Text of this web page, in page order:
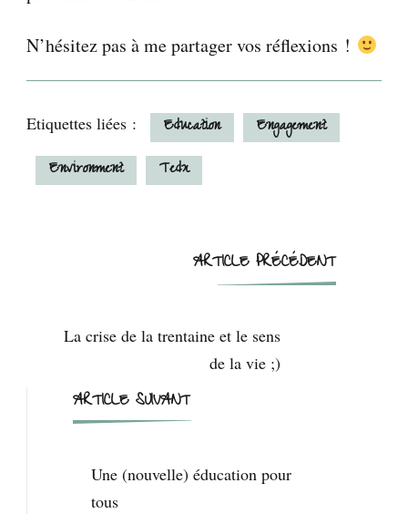
N’hésitez pas à me partager vos réflexions !
Etiquettes liées : Education
Engagement
Environment
Tedx
d'article
ARTICLE PRÉCÉDENT
La crise de la trentaine et le sens
de la vie ;)
ARTICLE SUIVANT
Une (nouvelle) éducation pour
tous